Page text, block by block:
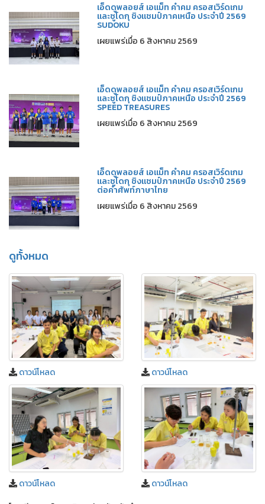
เอ็ดดูพลอยส์ เอแม็ท คำคม ครอสเวิร์ดเกม
และซูโดกุ ชิงแชมป์ภาคเหนือ ประจำปี 2569
SUDOKU
เผยแพร่เมื่อ 6 สิงหาคม 2569
เอ็ดดูพลอยส์ เอแม็ท คำคม ครอสเวิร์ดเกม
และซูโดกุ ชิงแชมป์ภาคเหนือ ประจำปี 2569
SPEED TREASURES
เผยแพร่เมื่อ 6 สิงหาคม 2569
เอ็ดดูพลอยส์ เอแม็ท คำคม ครอสเวิร์ดเกม
และซูโดกุ ชิงแชมป์ภาคเหนือ ประจำปี 2569
ต่อคำศัพท์ภาษาไทย
เผยแพร่เมื่อ 6 สิงหาคม 2569
ดูทั้งหมด
ดาวน์โหลด ดาวน์โหลด
ดาวน์โหลด
ดาวน์โหลด